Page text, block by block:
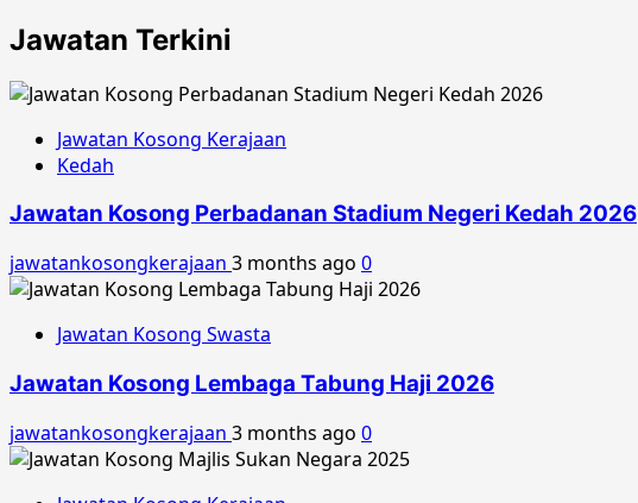
Jawatan Terkini
Jawatan Kosong Kerajaan
Kedah
Jawatan Kosong Perbadanan Stadium Negeri Kedah 2026
jawatankosongkerajaan 3 months ago 0
Jawatan Kosong Swasta
Jawatan Kosong Lembaga Tabung Haji 2026
jawatankosongkerajaan 3 months ago 0